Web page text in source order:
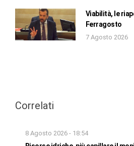
Viabilità, le
Ferragosto
7 Agosto 2026
Correlati
8 Agosto 2026 - 18:54